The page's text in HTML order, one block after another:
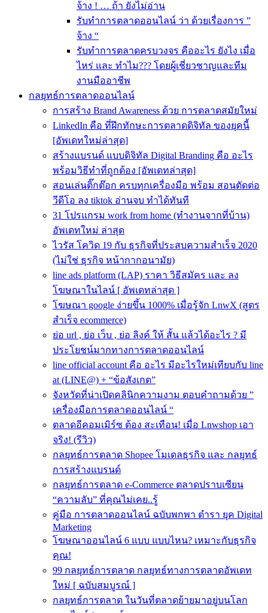
จ้าง ! … ถ้า ยังไม่อ่าน
รับทําการตลาดออนไลน์ ว่า ด้วยเรื่องการ ”
จ้าง “
รับทำการตลาดครบวงจร คืออะไร ยังไง เมื่อ
ไหร่ และ ทำไม??? โดยผู้เชี่ยวชาญและทีม
งานมืออาชีพ
กลยุทธ์การตลาดออนไลน์
การสร้าง Brand Awareness ด้วย การตลาดสมัยใหม่
LinkedIn คือ ที่ฝึกทักษะการตลาดดิจิทัล ของยุคนี้
[อัพเดทใหม่ล่าสุด]
สร้างแบรนด์ แบบดิจิทัล Digital Branding คือ อะไร
พร้อมวิธีทำที่ถูกต้อง [อัพเดทล่าสุด]
สอนเล่นติ๊กต๊อก ครบทุกเครื่องมือ พร้อม สอนตัดต่อ
วีดีโอ ลง tiktok อ่านจบ ทำได้ทันที
31 โปรแกรม work from home (ทำงานจากที่บ้าน)
อัพเดทใหม่ ล่าสุด
ไวรัส โควิด 19 กับ ธุรกิจที่ประสบความสําเร็จ 2020
(ไม่ใช่ ธุรกิจ หน้ากากอนามัย)
line ads platform (LAP) ราคา วิธีสมัคร และ ลง
โฆษณาในไลน์ [ อัพเดทล่าสุด ]
โฆษณา google ง่ายขึ้น 1000% เมื่อรู้จัก LnwX (สูตร
สำเร็จ ecommerce)
ย่อ url , ย่อ เว็บ , ย่อ ลิงค์ ให้ สั้น แล้วได้อะไร ? มี
ประโยชน์มากทางการตลาดออนไลน์
line official account คือ อะไร มีอะไรใหม่เทียบกับ line
at (LINE@) + “ข้อสังเกต”
จังหวัดที่น่าเปิดคลินิกความงาม ตอบคำถามด้วย ”
เครื่องมือการตลาดออนไลน์ “
ตลาดอีคอมเมิร์ซ ต้อง สะเทือน! เมื่อ Lnwshop เอา
จริง! (รีวิว)
กลยุทธ์การตลาด Shopee โมเดลธุรกิจ และ กลยุทธ์
การสร้างแบรนด์
กลยุทธ์การตลาด e-Commerce ตลาดปราบเซียน
“ความลับ” ที่คุณไม่เคย..รู้
คู่มือ การตลาดออนไลน์ ฉบับพกพา ตำรา ยุค Digital
Marketing
โฆษณาออนไลน์ 6 แบบ แบบไหน? เหมาะกับธุรกิจ
คุณ!
99 กลยุทธ์การตลาด กลยุทธ์ทางการตลาดอัพเดท
ใหม่ [ ฉบับสมบูรณ์ ]
กลยุทธ์การตลาด ในวันที่ตลาดย้ายมาอยู่บนโลก